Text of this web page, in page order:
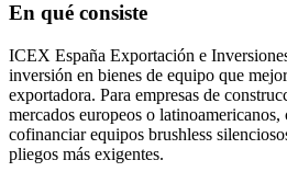
En qué consiste
ICEX España Exportación e
inversión en bienes de equipo que
exportadora. Para empresas de
mercados europeos o latinoamericanos,
cofinanciar equipos brushless
pliegos más exigentes.